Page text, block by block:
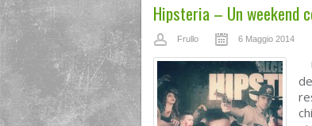
Hipsteria – Un weekend
Frullo 6 Maggio 2014